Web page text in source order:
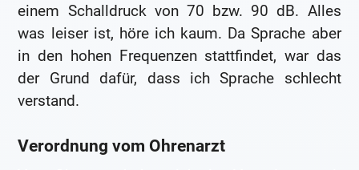
einem Schalldruck von 70 bzw. 90 dB. Alles
was leiser ist, höre ich kaum. Da Sprache aber
in den hohen Frequenzen stattfindet, war das
der Grund dafür, dass ich Sprache schlecht
verstand.
Verordnung vom Ohrenarzt